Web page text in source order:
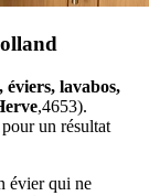
éviers, lavabos,
,4653).
un résultat
évier qui ne